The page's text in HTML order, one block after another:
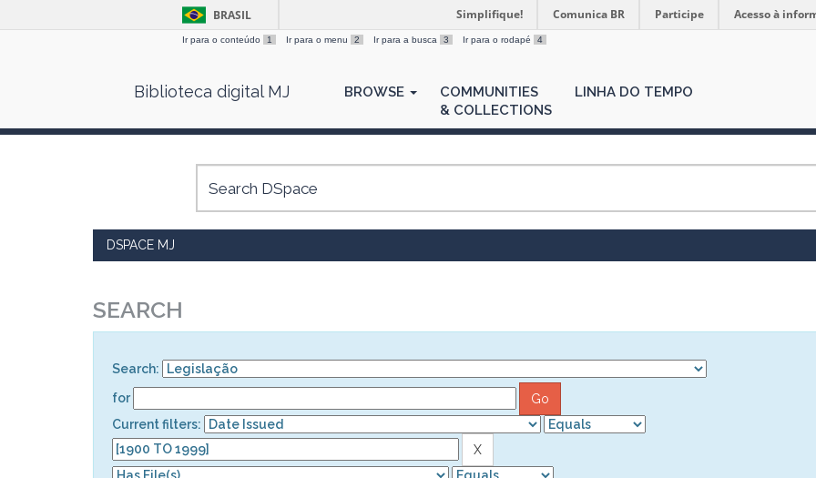
BRASIL Simplifique! Comunica BR Participe Acesso à
Ir para o conteúdo 1 Ir para o menu 2 Ir para a busca 3 Ir para o rodapé 4
Biblioteca digital MJ BROWSE
COMMUNITIES
& COLLECTIONS
LINHA DO TEMPO
DSPACE MJ
SEARCH
Search:
for
Current filters: